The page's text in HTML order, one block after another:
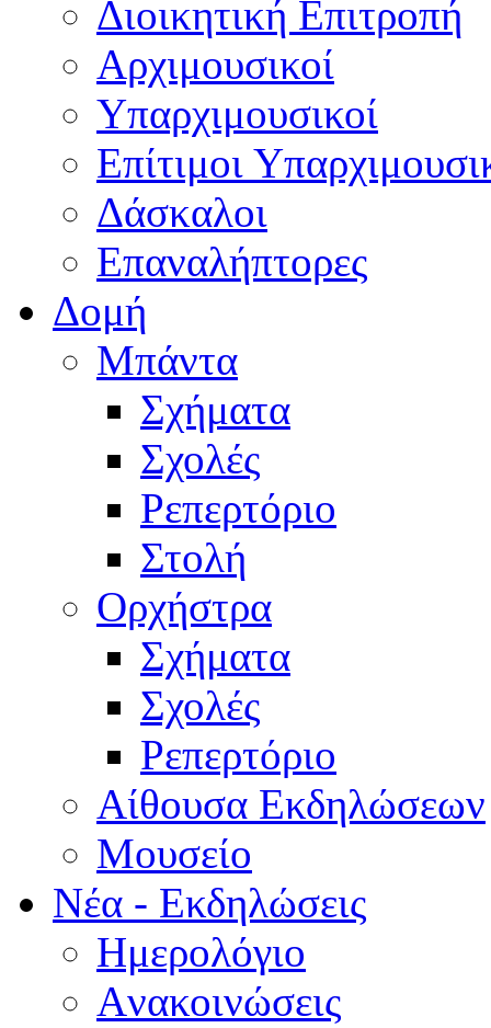
Διοικητική Επιτροπή
Aρχιμουσικοί
Υπαρχιμουσικοί
Επίτιμοι
Δάσκαλοι
Επαναλήπτορες
Δομή
Μπάντα
Σχήματα
Σχολές
Ρεπερτόριο
Στολή
Ορχήστρα
Σχήματα
Σχολές
Ρεπερτόριο
Aίθουσα Εκδηλώσεων
Μουσείο
Νέα - Εκδηλώσεις
Ημερολόγιο
Aνακοινώσεις